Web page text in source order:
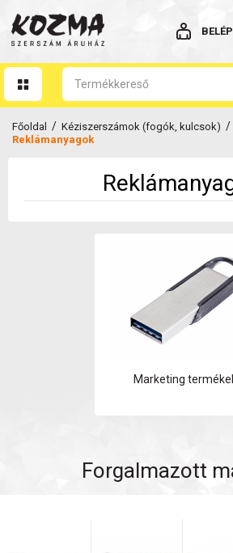
NINCS MÉG FIÓKOM
Főoldal / Kéziszerszámok (fogók, kulcsok) /
Reklámanyagok
Marketing
Forgalmazott